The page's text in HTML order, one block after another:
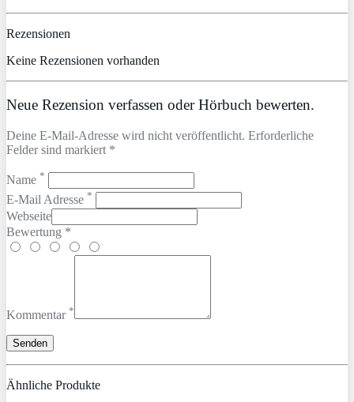
Rezensionen
Keine Rezensionen vorhanden
Neue Rezension verfassen oder Hörbuch bewerten.
Deine E-Mail-Adresse wird nicht veröffentlicht. Erforderliche
Felder sind markiert *
Name *
E-Mail Adresse *
Webseite
Bewertung *
Kommentar *
Ähnliche Produkte